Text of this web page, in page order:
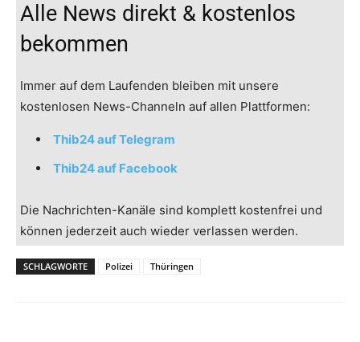
Alle News direkt & kostenlos
bekommen
Immer auf dem Laufenden bleiben mit unsere
kostenlosen News-Channeln auf allen Plattformen:
Thib24 auf Telegram
Thib24 auf Facebook
Die Nachrichten-Kanäle sind komplett kostenfrei und
können jederzeit auch wieder verlassen werden.
SCHLAGWORTE Polizei Thüringen